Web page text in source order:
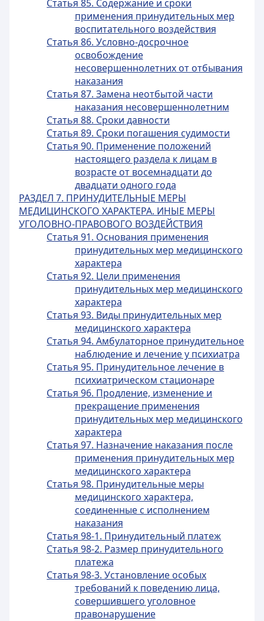
Статья 85. Содержание и сроки
применения принудительных мер
воспитательного воздействия
Статья 86. Условно-досрочное
освобождение
несовершеннолетних от отбывания
наказания
Статья 87. Замена неотбытой части
наказания несовершеннолетним
Статья 88. Сроки давности
Статья 89. Сроки погашения судимости
Статья 90. Применение положений
настоящего раздела к лицам в
возрасте от восемнадцати до
двадцати одного года
РАЗДЕЛ 7. ПРИНУДИТЕЛЬНЫЕ МЕРЫ
МЕДИЦИНСКОГО ХАРАКТЕРА. ИНЫЕ МЕРЫ
УГОЛОВНО-ПРАВОВОГО ВОЗДЕЙСТВИЯ
Статья 91. Основания применения
принудительных мер медицинского
характера
Статья 92. Цели применения
принудительных мер медицинского
характера
Статья 93. Виды принудительных мер
медицинского характера
Статья 94. Амбулаторное принудительное
наблюдение и лечение у психиатра
Статья 95. Принудительное лечение в
психиатрическом стационаре
Статья 96. Продление, изменение и
прекращение применения
принудительных мер медицинского
характера
Статья 97. Назначение наказания после
применения принудительных мер
медицинского характера
Статья 98. Принудительные меры
медицинского характера,
соединенные с исполнением
наказания
Статья 98-1. Принудительный платеж
Статья 98-2. Размер принудительного
платежа
Статья 98-3. Установление особых
требований к поведению лица,
совершившего уголовное
правонарушение